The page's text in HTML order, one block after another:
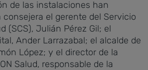
de las instalaciones han
consejera el gerente del Servicio
(SCS), Julián Pérez Gil; el
Ander Larrazabal; el alcalde de
López; y el director de la
Salud, responsable de la